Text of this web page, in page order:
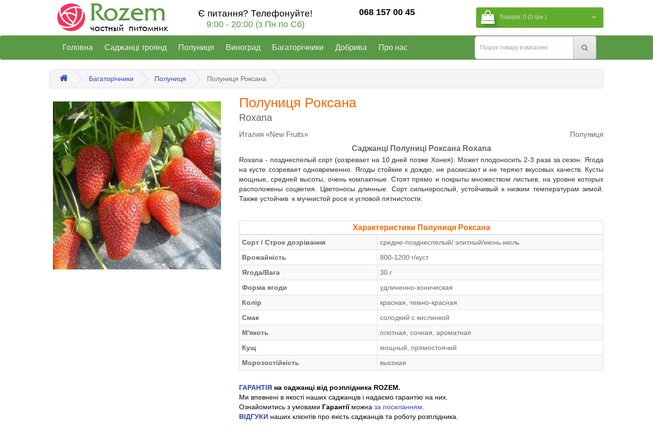
Є питання? Телефонуйте!
9:00 - 20:00 (з Пн по Сб)
068 157 00 45 Товарів: 0 (0 грн.)
Головна Саджанці троянд Полуниця Виноград Багаторічники Добрива Про нас
Багаторічники Полуниця Полуниця Роксана
Полуниця Роксана
Roxana
Италия «New Fruits»
Полуниця
Саджанці Полуниці Роксана Roxana
Roxana - позднеспелый сорт (созревает на 10 дней позже Хонея). Может плодоносить 2-3 раза за сезон. Ягода
на кусте созревает одновременно. Ягоды стойкие к дождю, не раскисают и не теряют вкусовых качеств. Кусты
мощные, средней высоты, очень компактные. Стоят прямо и покрыты множеством листьев, на уровне которых
расположены соцветия. Цветоносы длинные. Сорт сильнорослый, устойчивый к низким температурам зимой.
Также устойчив к мучнистой росе и угловой пятнистости.
Характеристики Полуниця Роксана
Сорт / Строк дозрівання
средне-позднеспелый/ элитный/июнь-июль
Врожайність
800-1200 г/куст
Ягода/Вага
30 г
Форма ягоди
удлиненно-коническая
Колір
красная, темно-красная
Смак
солодкий с кислинкой
М'якоть
плотная, сочная, ароматная
Кущ
мощный, прямостоячий
Морозостійкість
высокая
ГАРАНТІЯ на саджанці від розплідника ROZEM.
Ми впевнені в якості наших саджанців і надаємо гарантію на них.
Ознайомитись з умовами Гарантії можна за посиланням
ВІДГУКИ наших клієнтів про якість саджанців та роботу розплідника.